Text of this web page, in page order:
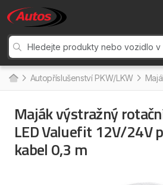
Autopříslušenství PKW/LKW
Maják výstražný
LED Valuefit 12V/24V
kabel 0,3 m